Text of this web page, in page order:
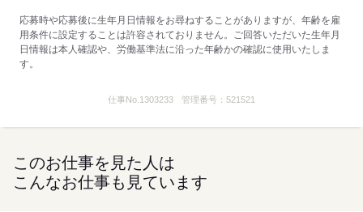
※処遇改善手当は試用期間中（3ヶ月）は支給なし
■受動喫煙防止措置：
屋内禁煙
応募する
応募時や応募後に生年月日情報をお尋ねすることがありますが、年齢を雇
用条件に設定することは許容されておりません。ご回答いただいた生年月
日情報は本人確認や、労働基準法に沿った年齢かの確認に使用いたしま
す。
仕事No. 1303233 管理番号： 521521
このお仕事を見た人は
こんなお仕事も見ています